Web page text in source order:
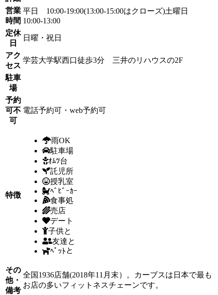
営業
時間
平日 10:00-19:00(13:00-15:00はクローズ)土曜日
10:00-13:00
定休
日
日曜・祝日
アク
セス
学芸大学駅西口徒歩3分 三井のリハウスの2F
駐車
場
予約
可不
可
電話予約可・web予約可
特徴
雨OK
駐車場
ｵﾑﾂ台
託児所
授乳室
ﾍﾞﾋﾞｰｶｰ
食事処
売店
デート
子供と
友達と
ﾍﾟｯﾄと
その
他・
備考
全国1936店舗(2018年11月末）。カーブスは日本で最も
お店の多いフィットネスチェーンです。